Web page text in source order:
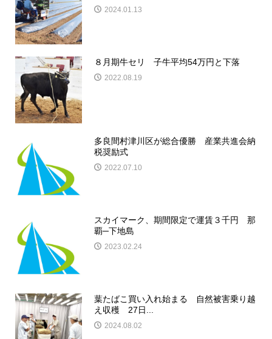
2024.01.13
８月期牛セリ 子牛平均54万円と下落
2022.08.19
多良間村津川区が総合優勝 産業共進会納
税奨励式
2022.07.10
スカイマーク、期間限定で運賃３千円 那
覇─下地島
2023.02.24
葉たばこ買い入れ始まる 自然被害乗り越
え収穫 27日...
2024.08.02